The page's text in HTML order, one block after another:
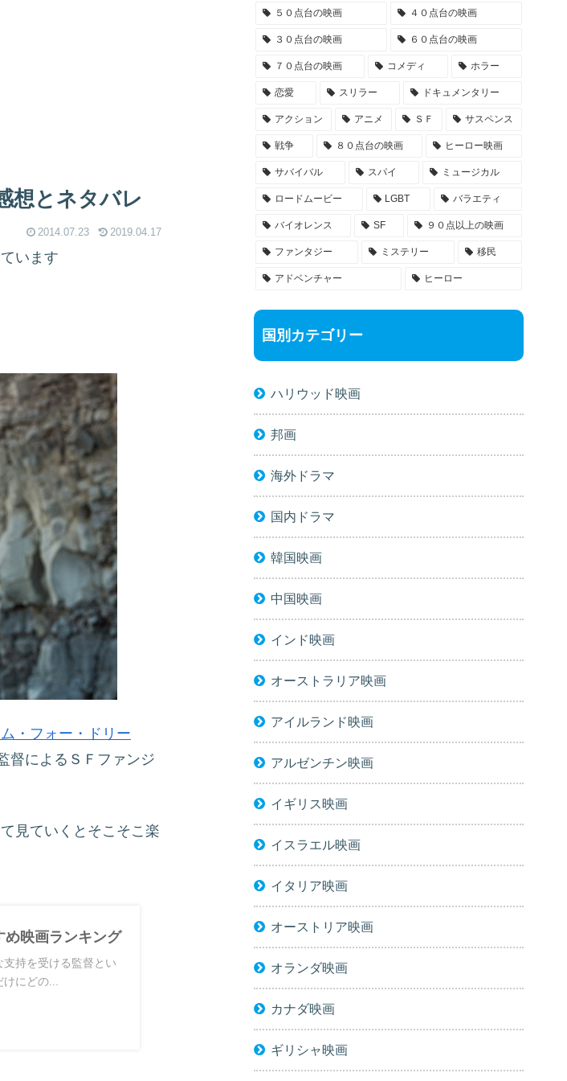
想とネタバレ
2014.07.23 2019.04.17
います
・フォー・ドリー
督によるＳＦファンジ
見ていくとそこそこ楽
め映画ランキング
持を受ける監督とい
にどの...
５０点台の映画 ４０点台の映画
３０点台の映画 ６０点台の映画
７０点台の映画 コメディ ホラー
恋愛 スリラー ドキュメンタリー
アクション アニメ ＳＦ サスペンス
戦争 ８０点台の映画 ヒーロー映画
サバイバル スパイ ミュージカル
ロードムービー LGBT バラエティ
バイオレンス SF ９０点以上の映画
ファンタジー ミステリー 移民
アドベンチャー ヒーロー
国別カテゴリー
ハリウッド映画
邦画
海外ドラマ
国内ドラマ
韓国映画
中国映画
インド映画
オーストラリア映画
アイルランド映画
アルゼンチン映画
イギリス映画
イスラエル映画
イタリア映画
オーストリア映画
オランダ映画
カナダ映画
ギリシャ映画